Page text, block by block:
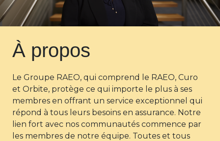
À propos
Le Groupe RAEO, qui comprend le RAEO, Curo
et Orbite, protège ce qui importe le plus à ses
membres en offrant un service exceptionnel qui
répond à tous leurs besoins en assurance. Notre
lien fort avec nos communautés commence par
les membres de notre équipe. Toutes et tous